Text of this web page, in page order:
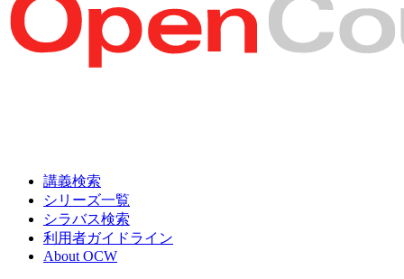
講義検索
シリーズ一覧
シラバス検索
利用者ガイドライン
About OCW